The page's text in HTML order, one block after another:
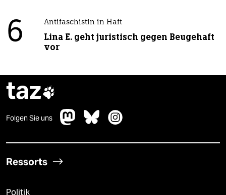
6 Antifaschistin in Haft
Lina E. geht juristisch gegen Beugehaft
vor
taz
Folgen Sie uns
Ressorts
Politik